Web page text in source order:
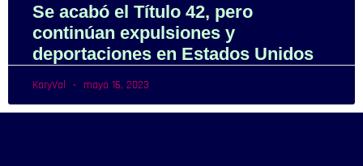
Se acabó el Título 42, pero
continúan expulsiones y
deportaciones en Estados Unidos
KaryVal mayo 16, 2023